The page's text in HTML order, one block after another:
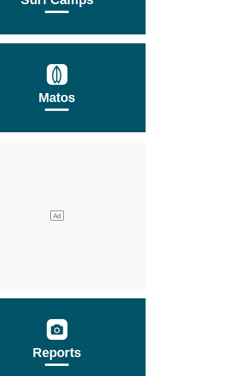
Matos
Reports